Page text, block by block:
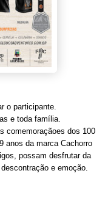
o participante.
e toda família.
comemoraçãoes dos 100
anos da marca Cachorro
possam desfrutar da
e emoção.